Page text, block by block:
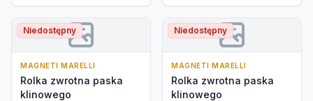
Niedostępny
MAGNETI MARELLI
Rolka zwrotna paska
klinowego
Niedostępny
MAGNETI MARELLI
Rolka zwrotna paska
klinowego